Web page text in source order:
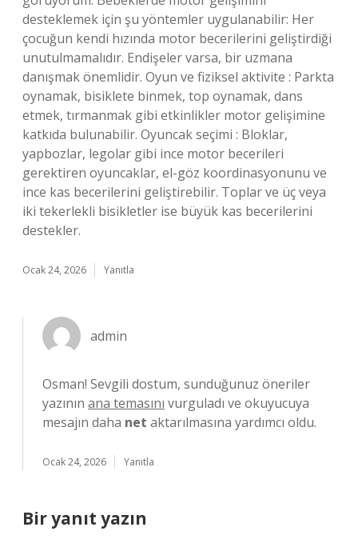
desteklemek için şu yöntemler uygulanabilir: Her
çocuğun kendi hızında motor becerilerini geliştirdiği
unutulmamalıdır. Endişeler varsa, bir uzmana
danışmak önemlidir. Oyun ve fiziksel aktivite : Parkta
oynamak, bisiklete binmek, top oynamak, dans
etmek, tırmanmak gibi etkinlikler motor gelişimine
katkıda bulunabilir. Oyuncak seçimi : Bloklar,
yapbozlar, legolar gibi ince motor becerileri
gerektiren oyuncaklar, el-göz koordinasyonunu ve
ince kas becerilerini geliştirebilir. Toplar ve üç veya
iki tekerlekli bisikletler ise büyük kas becerilerini
destekler.
Ocak 24, 2026 Yanıtla
admin
Osman! Sevgili dostum, sunduğunuz öneriler
yazının ana temasını vurguladı ve okuyucuya
mesajın daha net aktarılmasına yardımcı oldu.
Ocak 24, 2026 Yanıtla
Bir yanıt yazın